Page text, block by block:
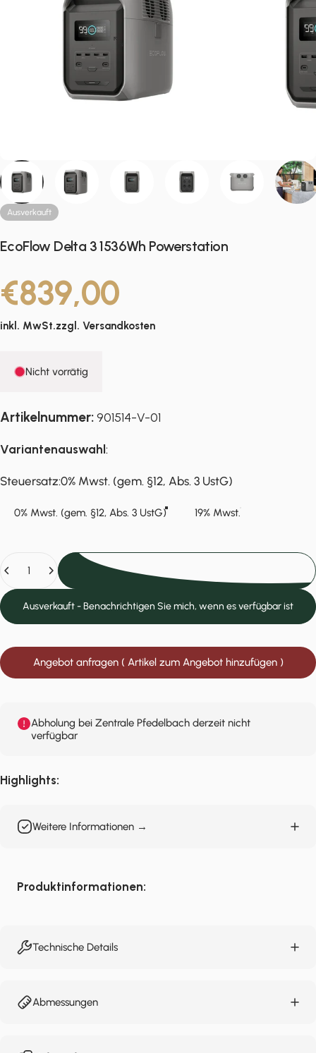
Ausverkauft
EcoFlow Delta 3 1536Wh Powerstation
€839,00
inkl. MwSt.zzgl. Versandkosten
Nicht vorrätig
Artikelnummer:901514-V-01
Variantenauswahl :
Steuersatz
Steuersatz:0% Mwst. (gem. §12, Abs. 3 UstG)
0% Mwst. (gem. §12, Abs. 3 UstG) 19% Mwst.
Ausverkauft - Benachrichtigen Sie mich, wenn es verfügbar ist
Angebot anfragen ( Artikel zum Angebot hinzufügen )
Abholung bei Zentrale Pfedelbach derzeit nicht
verfügbar
Highlights:
Weitere Informationen →
Produktinformationen:
Technische Details
Abmessungen